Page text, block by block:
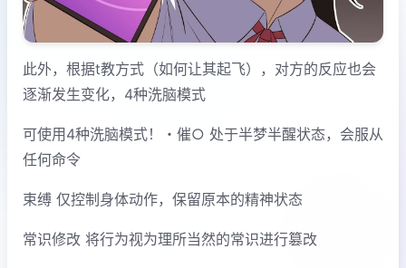
此外，根据t教方式（如何让其起飞），对方的反应也会
逐渐发生变化，4种洗脑模式
可使用4种洗脑模式！・催○ 处于半梦半醒状态，会服从
任何命令
束缚 仅控制身体动作，保留原本的精神状态
常识修改 将行为视为理所当然的常识进行篡改